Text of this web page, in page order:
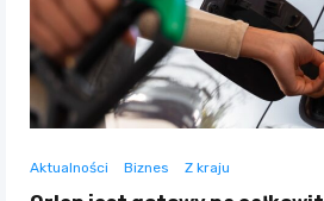
Aktualności Biznes Z kraju